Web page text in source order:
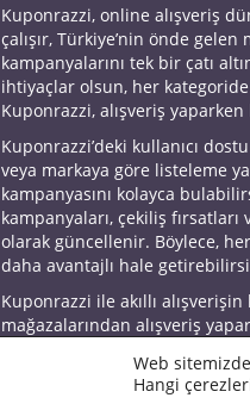
Kuponrazzi, online alışveriş
çalışır, Türkiye’nin önde
kampanyalarını tek bir çatı
ihtiyaçlar olsun, her
Kuponrazzi, alışveriş
Kuponrazzi’deki kullanıcı
veya markaya göre listeleme
kampanyasını kolayca
kampanyaları, çekiliş
olarak güncellenir. Böylece,
daha avantajlı hale
Kuponrazzi ile akıllı
mağazalarından alışveriş
© 2026 KuponrazziWeb
Hangi